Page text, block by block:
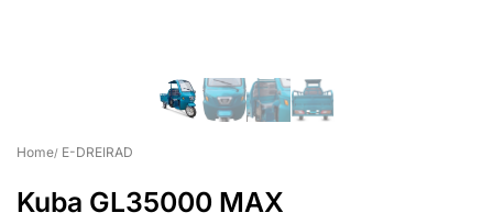
Home E-DREIRAD
Kuba GL35000 MAX